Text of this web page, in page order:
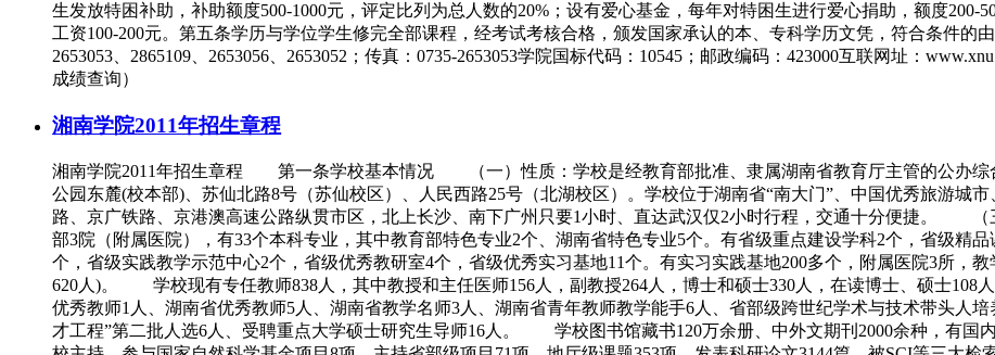
生发放特困补助，补助额度500-1000元，评定比列为总人数的20%；设有爱心基金，每年对特困生进行爱心捐助，额度200-
工资100-200元。第五条学历与学位学生修完全部课程，经考试考核合格，颁发国家承认的本、专科学历文凭，符合条件的
2653053、2865109、2653056、2653052；传真：0735-2653053学院国标代码：10545；邮政编码：423000互联网址：
成绩查询）
湘南学院2011年招生章程
湘南学院2011年招生章程 第一条学校基本情况 （一）性质：学校是经教育部批准、隶属湖南省教育厅主管的公办
公园东麓(校本部)、苏仙北路8号（苏仙校区）、人民西路25号（北湖校区）。学校位于湖南省“南大门”、中国优秀旅游城
路、京广铁路、京港澳高速公路纵贯市区，北上长沙、南下广州只要1小时、直达武汉仅2小时行程，交通十分便捷。 （
部3院（附属医院），有33个本科专业，其中教育部特色专业2个、湖南省特色专业5个。有省级重点建设学科2个，省级精
个，省级实践教学示范中心2个，省级优秀教研室4个，省级优秀实习基地11个。有实习实践基地200多个，附属医院3所，
620人)。 学校现有专任教师838人，其中教授和主任医师156人，副教授264人，博士和硕士330人，在读博士、硕士108
优秀教师1人、湖南省优秀教师5人、湖南省教学名师3人、湖南省青年教师教学能手6人、省部级跨世纪学术与技术带头人
才工程”第二批人选6人、受聘重点大学硕士研究生导师16人。 学校图书馆藏书120万余册、中外文期刊2000余种，有国